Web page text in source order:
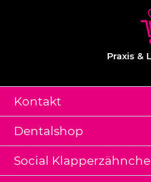
Praxis &
Kontakt
Dentalshop
Social